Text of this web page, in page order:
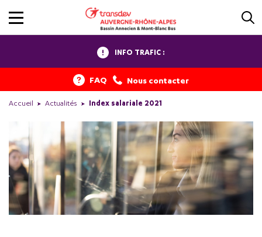
INFO TRAFIC :
FAQ Nous contacter
Accueil Actualités Index salariale 2021